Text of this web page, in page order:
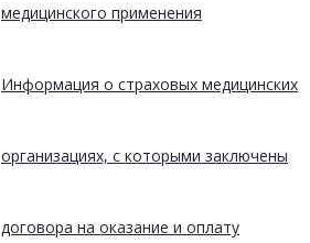
медицинского применения
Информация о страховых медицинских
организациях, с которыми заключены
договора на оказание и оплату